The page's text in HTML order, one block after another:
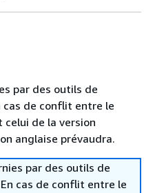
par des outils de
de conflit entre le
de la version
anglaise prévaudra.
par des outils de
cas de conflit entre le